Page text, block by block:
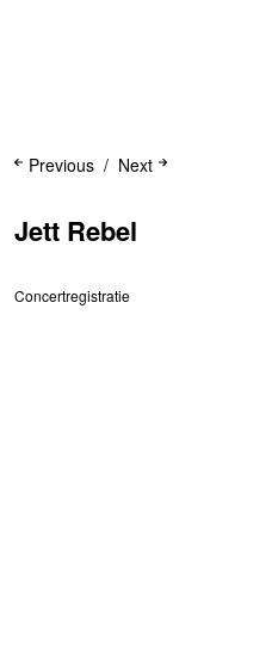
Next
Previous
Jett Rebel
Concertregistratie